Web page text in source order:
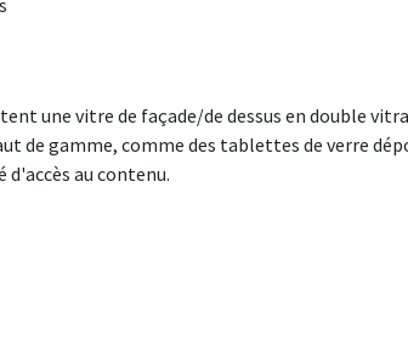
une vitre de façade/de dessus en double
de gamme, comme des tablettes de verre
au contenu.